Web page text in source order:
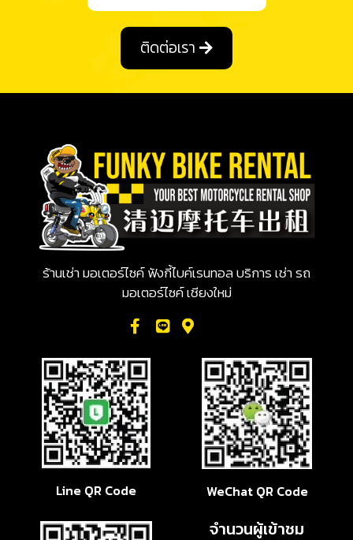
ติดต่อเรา
ร้านเช่า มอเตอร์ไซค์ ฟังกี้ไบค์เรนทอล บริการ เช่า รถ
มอเตอร์ไซค์ เชียงใหม่
Line QR Code WeChat QR Code
จำนวนผู้เข้าชม